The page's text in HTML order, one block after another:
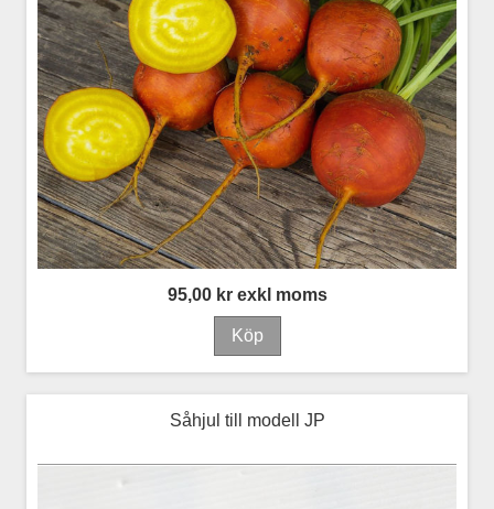
95,00 kr exkl moms
Såhjul till modell JP